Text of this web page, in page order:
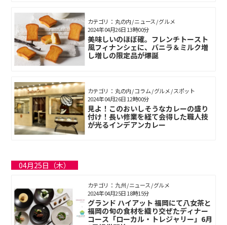
カテゴリ： 丸の内 / ニュース / グルメ
美味しいのほぼ確。フレンチトースト
風フィナンシェに、バニラ＆ミルク増
し増しの限定品が爆誕
2024年04月26日 13時00分
カテゴリ： 丸の内 / コラム / グルメ / スポット
見よ！このおいしそうなカレーの盛り
付け！長い修業を経て会得した職人技
が光るインデアンカレー
2024年04月26日 12時00分
04月25日（木）
カテゴリ： 九州 / ニュース / グルメ
グランド ハイアット 福岡にて八女茶と
福岡の旬の食材を織り交ぜたディナー
コース「ローカル・トレジャリー」6月
2024年04月25日 18時15分